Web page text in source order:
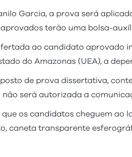
Garcia, a prova será
terão uma bolsa-
ao candidato aprovado
do Amazonas (UEA), a
de prova dissertativa,
será autorizada a
os candidatos cheguem
caneta transparente